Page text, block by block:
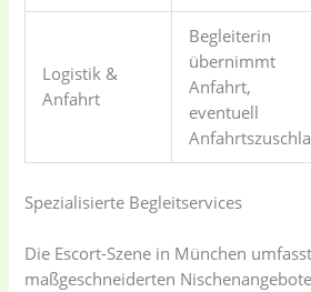
Logistik &
Anfahrt
Begleiterin
übernimmt
Anfahrt,
eventuell
Spezialisierte Begleitservices
Die Escort-Szene in München
maßgeschneiderten